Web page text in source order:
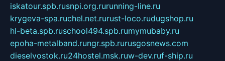
iskatour.spb.rusnpi.org.rurunning-line.ru
krygeva-spa.ruchel.net.rurust-loco.rudugshop.ru
hl-beta.spb.ruschool494.spb.rumymubaby.ru
epoha-metalband.rungr.spb.rurusgosnews.com
dieselvostok.ru24hostel.msk.ruw-dev.ruf-ship.ru